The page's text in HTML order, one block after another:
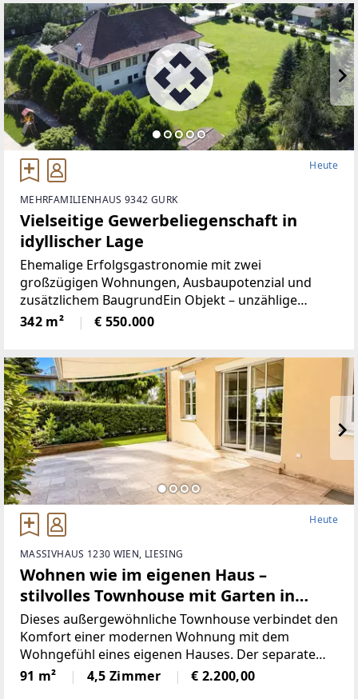
Heute
MEHRFAMILIENHAUS 9342 GURK
Vielseitige Gewerbeliegenschaft in
idyllischer Lage
Ehemalige Erfolgsgastronomie mit zwei
großzügigen Wohnungen, Ausbaupotenzial und
zusätzlichem BaugrundEin Objekt – unzählige
Möglichkeiten im Herzen von GurkOb erfolgreiche
Gastronomie, exklusive Eventlocation,
342 m² € 550.000
Heute
MASSIVHAUS 1230 WIEN, LIESING
Wohnen wie im eigenen Haus –
stilvolles Townhouse mit Garten in
Mauer | ZELLMANN IMMOBILIEN
Dieses außergewöhnliche Townhouse verbindet den
Komfort einer modernen Wohnung mit dem
Wohngefühl eines eigenen Hauses. Der separate
Hauseingang, der private Garten, die großzügige
Terrasse und die Aufteilung über drei Ebenen
91 m² 4,5 Zimmer € 2.200,00